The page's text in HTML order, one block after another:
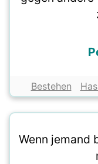
Bestehen
Wenn jemand